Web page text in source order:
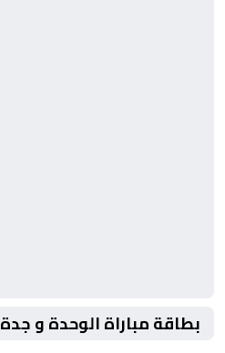
بطاقة مباراة الوحدة و جدة